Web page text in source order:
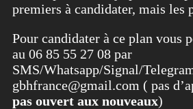
premiers à candidater, mais les
Pour candidater à ce plan vous
au 06 85 55 27 08 par
SMS/Whatsapp/Signal/
gbhfrance@gmail.com ( pas
pas ouvert aux nouveaux)